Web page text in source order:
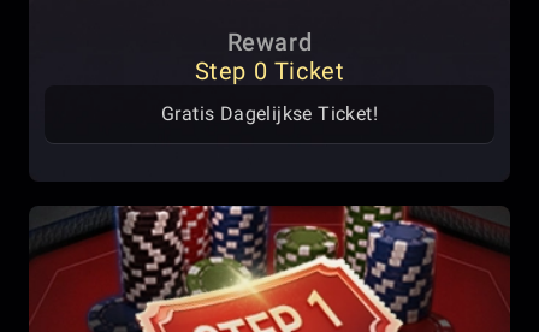
Reward
Step 0 Ticket
Gratis Dagelijkse Ticket!